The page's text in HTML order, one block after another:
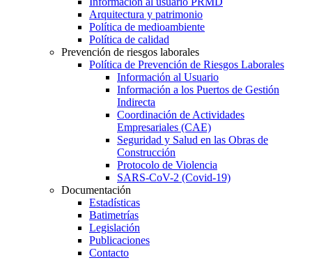
Arquitectura y patrimonio
Política de medioambiente
Política de calidad
Prevención de riesgos laborales
Política de Prevención de Riesgos Laborales
Información al Usuario
Información a los Puertos de Gestión
Indirecta
Coordinación de Actividades
Empresariales (CAE)
Seguridad y Salud en las Obras de
Construcción
Protocolo de Violencia
SARS-CoV-2 (Covid-19)
Documentación
Estadísticas
Batimetrías
Legislación
Publicaciones
Contacto